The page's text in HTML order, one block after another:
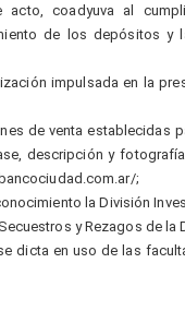
acto, coadyuva al
de los depósitos y
impulsada en la
de venta establecidas
descripción y
;
la División
y Rezagos de la
dicta en uso de las